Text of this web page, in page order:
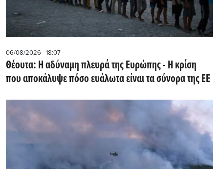
06/08/2026 - 18:07
Θέουτα: Η αδύναμη πλευρά της Ευρώπης - Η κρίση
που αποκάλυψε πόσο ευάλωτα είναι τα σύνορα της ΕΕ